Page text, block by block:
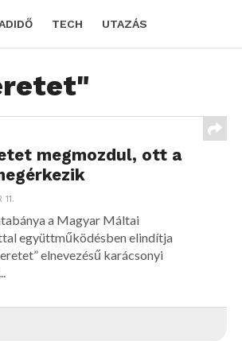
TECH UTAZÁS
megmozdul, ott a
11.
a Magyar Máltai
együttműködésben elindítja
elnevezésű karácsonyi